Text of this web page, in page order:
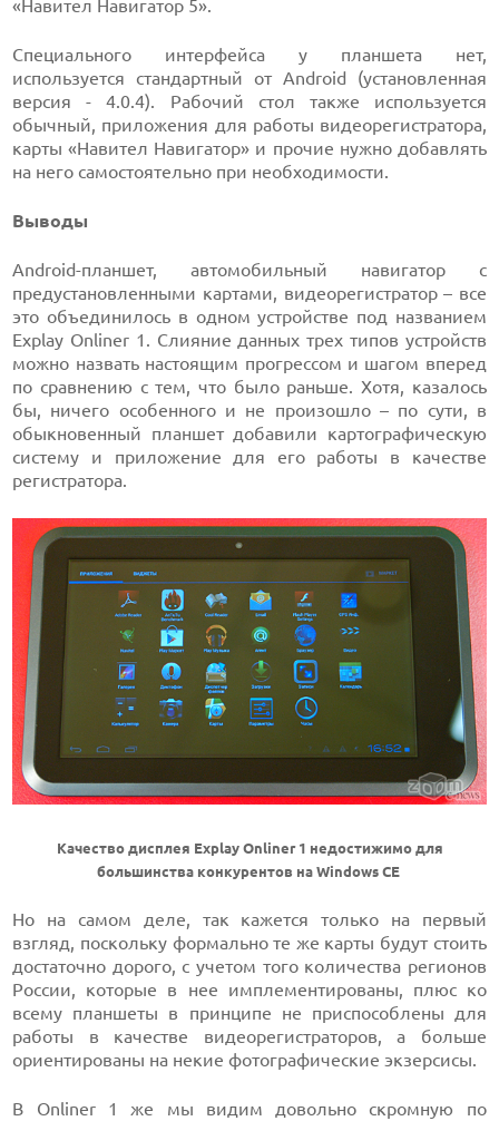
«Навител Навигатор 5».
Специального интерфейса у планшета нет,
используется стандартный от Android (установленная
версия - 4.0.4). Рабочий стол также используется
обычный, приложения для работы видеорегистратора,
карты «Навител Навигатор» и прочие нужно добавлять
на него самостоятельно при необходимости.
Выводы
Android-планшет, автомобильный навигатор с
предустановленными картами, видеорегистратор – все
это объединилось в одном устройстве под названием
Explay Onliner 1. Слияние данных трех типов устройств
можно назвать настоящим прогрессом и шагом вперед
по сравнению с тем, что было раньше. Хотя, казалось
бы, ничего особенного и не произошло – по сути, в
обыкновенный планшет добавили картографическую
систему и приложение для его работы в качестве
регистратора.
Качество дисплея Explay Onliner 1 недостижимо для
большинства конкурентов на Windows CE
Но на самом деле, так кажется только на первый
взгляд, поскольку формально те же карты будут стоить
достаточно дорого, с учетом того количества регионов
России, которые в нее имплементированы, плюс ко
всему планшеты в принципе не приспособлены для
работы в качестве видеорегистраторов, а больше
ориентированы на некие фотографические экзерсисы.
В Onliner 1 же мы видим довольно скромную по